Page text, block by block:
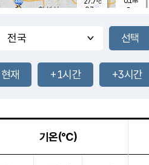
-mm
26.2
℃
27.8℃
0.0m/s
-mm
-mm
-
℃
0.7 m/s
현재 +1시간 +3시간
기온(℃)